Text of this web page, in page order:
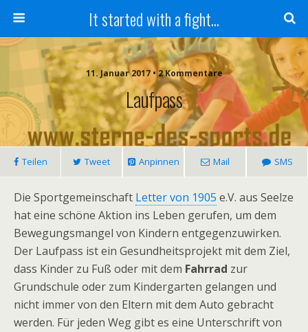
It started with a fight...
11. Januar 2017 • 2 Kommentare
Laufpass
Teilen Tweet Anpinnen Mail SMS
Die Sportgemeinschaft Letter von 1905 e.V. aus Seelze
hat eine schöne Aktion ins Leben gerufen, um dem
Bewegungsmangel von Kindern entgegenzuwirken.
Der Laufpass ist ein Gesundheitsprojekt mit dem Ziel,
dass Kinder zu Fuß oder mit dem Fahrrad zur
Grundschule oder zum Kindergarten gelangen und
nicht immer von den Eltern mit dem Auto gebracht
werden. Für jeden Weg gibt es eine Unterschrift von